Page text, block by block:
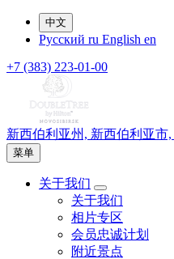
中文
Русский ru English en
+7 (383) 223-01-00
新西伯利亚州, 新西伯利亚市,
菜单
关于我们
关于我们
相片专区
会员忠诚计划
附近景点